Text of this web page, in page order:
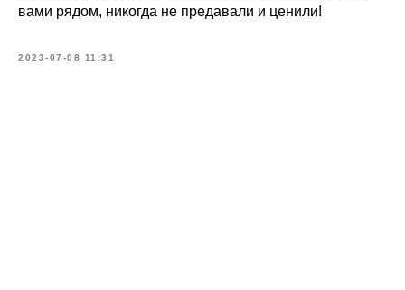
вами рядом, никогда не предавали и ценили!
2023-07-08 11:31